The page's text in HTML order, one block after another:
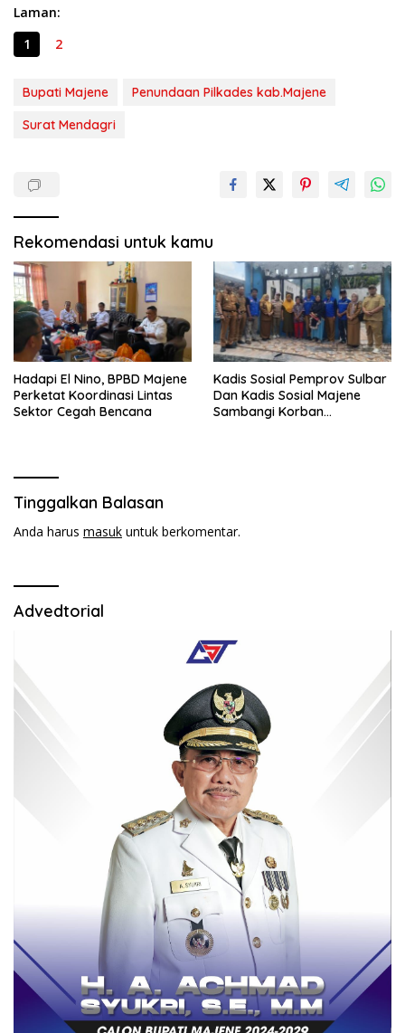
Laman:
1
2
Bupati Majene
Penundaan Pilkades kab.Majene
Surat Mendagri
Rekomendasi untuk kamu
Hadapi El Nino, BPBD Majene
Perketat Koordinasi Lintas
Sektor Cegah Bencana
Kadis Sosial Pemprov Sulbar
Dan Kadis Sosial Majene
Sambangi Korban
Tinggalkan Balasan
Anda harus masuk untuk berkomentar.
Advedtorial